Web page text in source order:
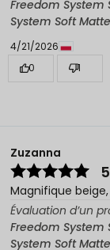
Freedom System
System Soft
4/21/2026
0
1
Zuzanna
5
Magnifique
Évaluation d’un
Freedom System
System Soft